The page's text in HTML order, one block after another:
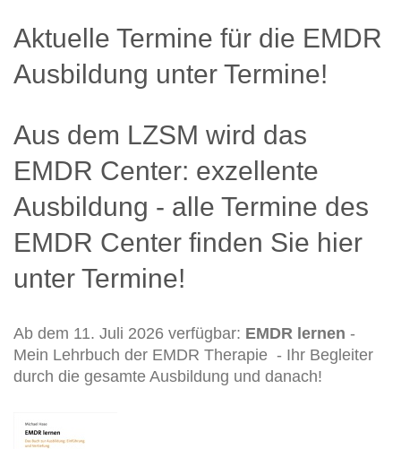
Aktuelle Termine für die EMDR
Ausbildung unter Termine!
Aus dem LZSM wird das
EMDR Center: exzellente
Ausbildung - alle Termine des
EMDR Center finden Sie hier
unter Termine!
Ab dem 11. Juli 2026 verfügbar: EMDR lernen -
Mein Lehrbuch der EMDR Therapie - Ihr Begleiter
durch die gesamte Ausbildung und danach!